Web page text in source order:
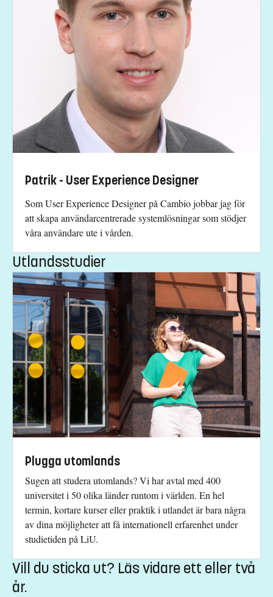
Patrik - User Experience Designer
Som User Experience Designer på Cambio jobbar jag för
att skapa användarcentrerade systemlösningar som stödjer
våra användare ute i vården.
Utlandsstudier
Plugga utomlands
Sugen att studera utomlands? Vi har avtal med 400
universitet i 50 olika länder runtom i världen. En hel
termin, kortare kurser eller praktik i utlandet är bara några
av dina möjligheter att få internationell erfarenhet under
studietiden på LiU.
Vill du sticka ut? Läs vidare ett eller två
år.